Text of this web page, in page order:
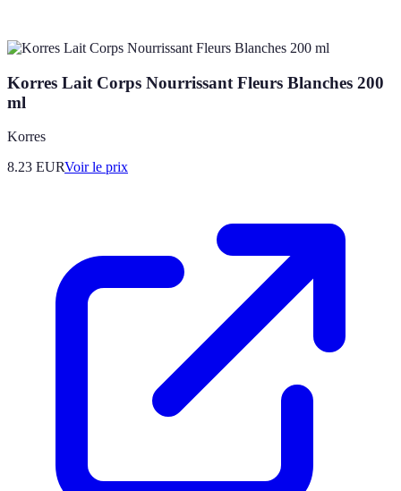
Korres Lait Corps Nourrissant Fleurs Blanches 200
ml
Korres
8.23 EURVoir le prix